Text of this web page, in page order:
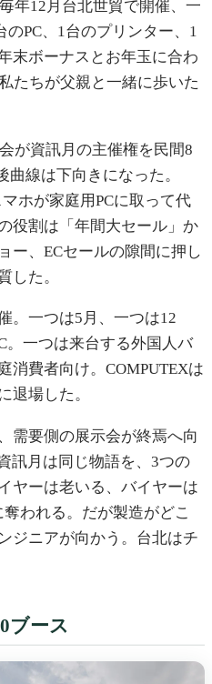
年12月台北世貿で開催、一
のPC、1台のプリンター、1
末ボーナスとお年玉に合わ
たちが父親と一緒に歩いた
が資訊月の主催権を民間8
曲線は下向きになった。
ホが家庭用PCに取って代
役割は「年間大セール」か
ー、ECセールの隙間に押し
した。
。一つは5月、一つは12
。一つは来台する外国人バ
消費者向け。COMPUTEXは
退場した。
需要側の展示会が終焉へ向
訊月は同じ物語を、3つの
ーは老いる、バイヤーは
われる。だが製造がどこ
ジニアが向かう。台北はチ
ブース